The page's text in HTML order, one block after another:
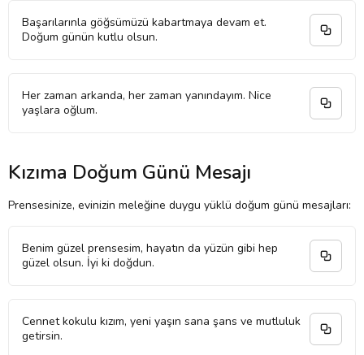
Başarılarınla göğsümüzü kabartmaya devam et.
Doğum günün kutlu olsun.
Her zaman arkanda, her zaman yanındayım. Nice
yaşlara oğlum.
Kızıma Doğum Günü Mesajı
Prensesinize, evinizin meleğine duygu yüklü doğum günü mesajları:
Benim güzel prensesim, hayatın da yüzün gibi hep
güzel olsun. İyi ki doğdun.
Cennet kokulu kızım, yeni yaşın sana şans ve mutluluk
getirsin.